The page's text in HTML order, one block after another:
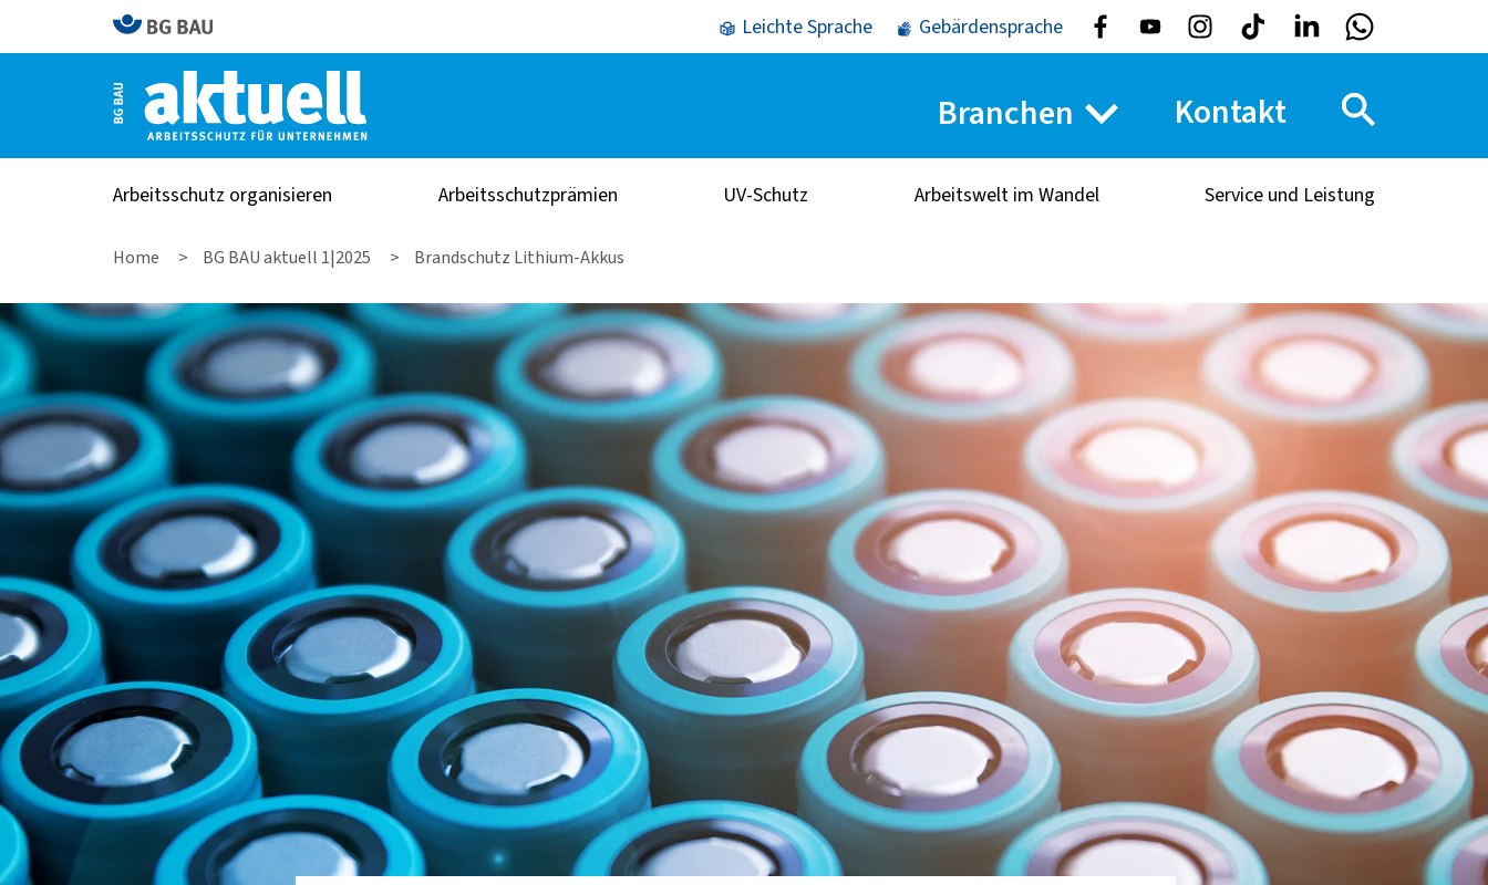
Leichte Sprache Gebärdensprache
Branchen Kontakt
Arbeitsschutz organisieren Arbeitsschutzprämien UV-Schutz Arbeitswelt im Wandel Service und Leistung
Home BG BAU aktuell 1|2025 Brandschutz Lithium-Akkus